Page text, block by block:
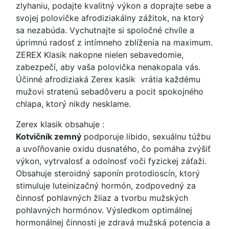
zlyhaniu, podajte kvalitný výkon a doprajte sebe a
svojej polovičke afrodiziakálny zážitok, na ktorý
sa nezabúda. Vychutnajte si spoločné chvíle a
úprimnú radosť z intímneho zblíženia na maximum.
ZEREX Klasik nakopne nielen sebavedomie,
zabezpečí, aby vaša polovička nenakopala vás.
Účinné afrodiziaká Zerex kasik vrátia každému
mužovi stratenú sebadôveru a pocit spokojného
chlapa, ktorý nikdy nesklame.
Zerex klasik obsahuje :
Kotvičník zemný podporuje libido, sexuálnu túžbu
a uvoľňovanie oxidu dusnatého, čo pomáha zvýšiť
výkon, vytrvalosť a odolnosť voči fyzickej záťaži.
Obsahuje steroidný saponín protodioscín, ktorý
stimuluje luteinizačný hormón, zodpovedný za
činnosť pohlavných žliaz a tvorbu mužských
pohlavných hormónov. Výsledkom optimálnej
hormonálnej činnosti je zdravá mužská potencia a